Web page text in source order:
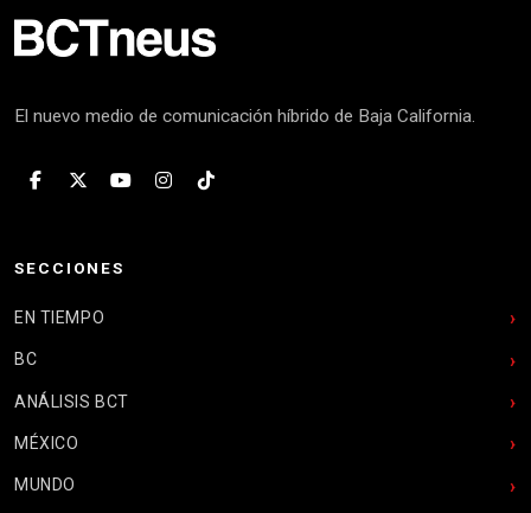
El nuevo medio de comunicación híbrido de Baja California.
SECCIONES
EN TIEMPO
BC
ANÁLISIS BCT
MÉXICO
MUNDO